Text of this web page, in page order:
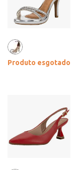
Produto esgotado